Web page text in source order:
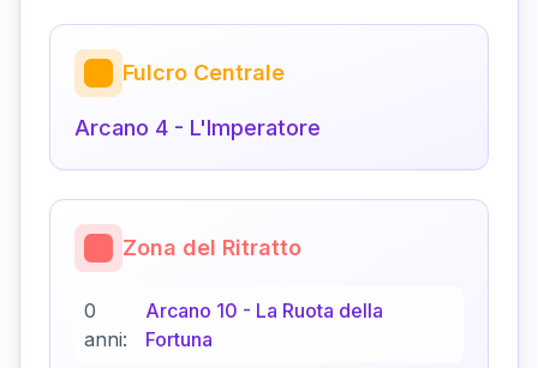
Fulcro Centrale
Arcano 4 - L'Imperatore
Zona del Ritratto
0
anni:
Arcano 10 - La Ruota della
Fortuna